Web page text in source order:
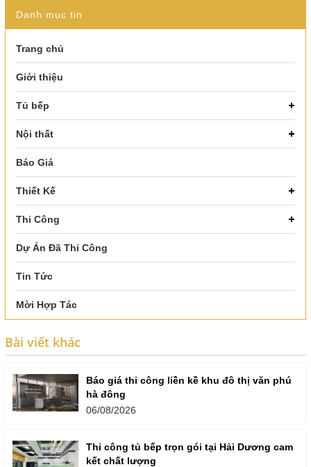
Danh mục tin
Trang chủ
Giới thiệu
Tủ bếp
Nội thất
Báo Giá
Thiết Kế
Thi Công
Dự Án Đã Thi Công
Tin Tức
Mời Hợp Tác
Bài viết khác
Báo giá thi công liền kề khu đô thị văn phú
hà đông
06/08/2026
Thi công tủ bếp trọn gói tại Hải Dương cam
kết chất lượng